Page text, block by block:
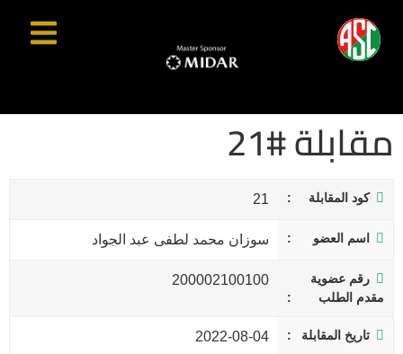
مقابلة #21
كود المقابلة 21
اسم العضو سوزان محمد لطفى عبد الجواد
رقم عضوية
مقدم الطلب
200002100100
تاريخ المقابلة 2022-08-04